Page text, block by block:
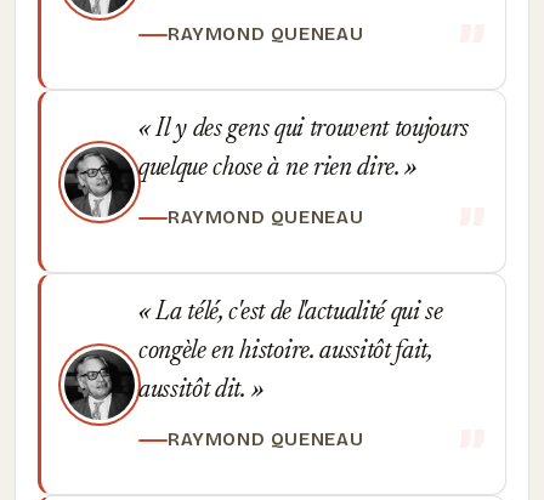
RAYMOND QUENEAU
Il y des gens qui trouvent toujours
quelque chose à ne rien dire.
RAYMOND QUENEAU
La télé, c'est de l'actualité qui se
congèle en histoire. aussitôt fait,
aussitôt dit.
RAYMOND QUENEAU